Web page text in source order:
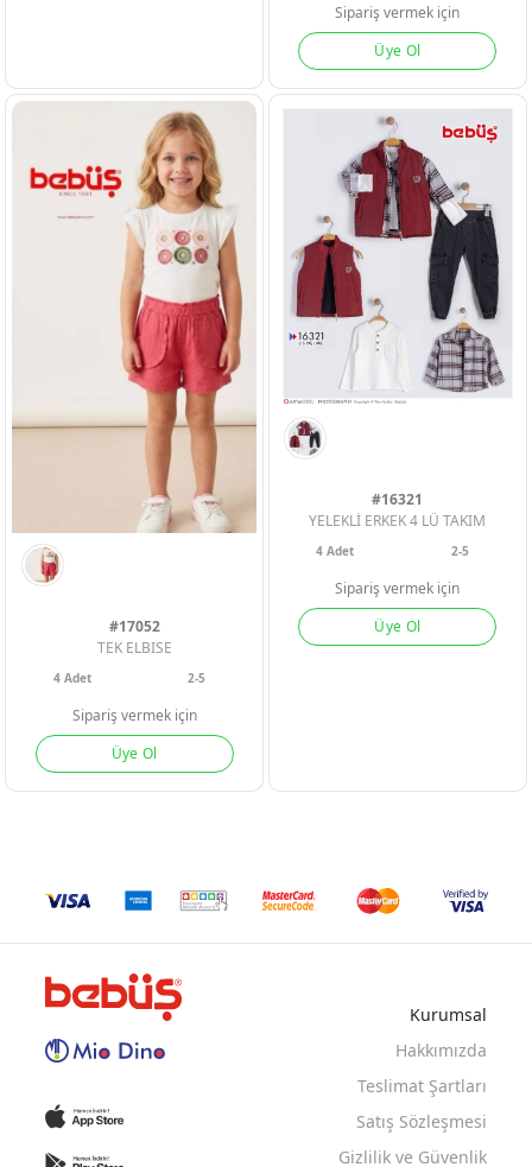
ERKEK
KIZ ÇOCUK
ERKEK
KIZ ÇOCUK
ERKEK
KIZ ÇOCUK
Sipariş vermek için
Üye Ol
#17052
TEK ELBISE
4 Adet 2-5
Sipariş vermek için
Üye Ol
#16321
YELEKLİ ERKEK 4 LÜ TAKIM
4Adet 2-5
Sipariş vermek için
Üye Ol
Kurumsal
Hakkımızda
Teslimat Şartları
Satış Sözleşmesi
Gizlilik ve Güvenlik